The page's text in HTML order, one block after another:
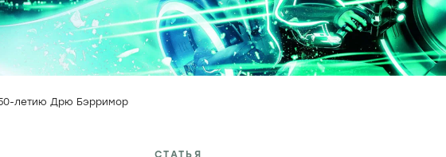
летию Дрю Бэрримор
СТАТЬЯ